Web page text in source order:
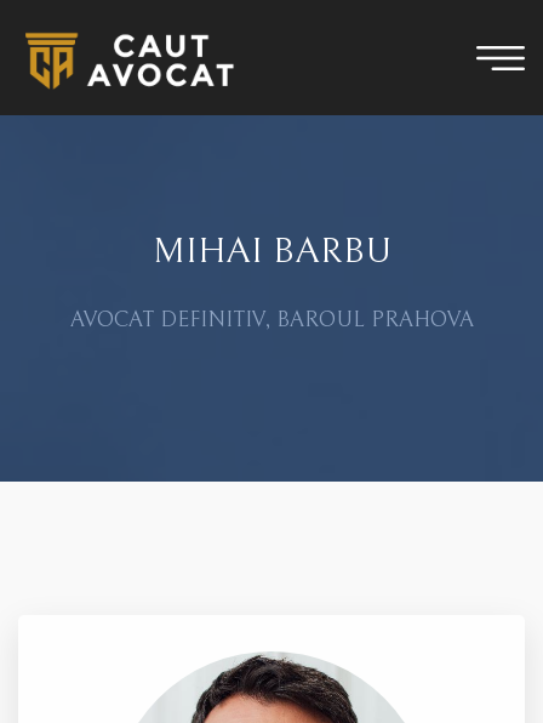
MIHAI BARBU
AVOCAT DEFINITIV, BAROUL PRAHOVA